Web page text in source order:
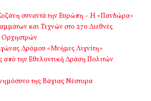
συναντά την Ευρώπη – Η «Πανδώρα»
και Τεχνών στο 27ο Διεθνές
Ορχηστρών
Δρόμου «Μνήμες Λιγνίτη»
την Εθελοντική Δράση Πολιτών
της Βάγιας Νέστορα